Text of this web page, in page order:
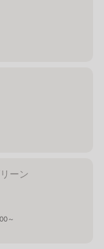
ーン
～